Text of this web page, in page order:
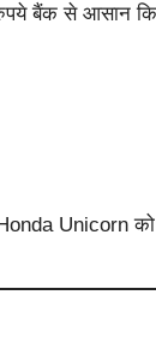
बैंक से आसान
Unicorn